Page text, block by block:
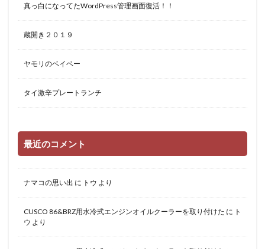
真っ白になってたWordPress管理画面復活！！
蔵開き２０１９
ヤモリのベイベー
タイ激辛プレートランチ
最近のコメント
ナマコの思い出 に トウ より
CUSCO 86&BRZ用水冷式エンジンオイルクーラーを取り付けた に ト
ウ より